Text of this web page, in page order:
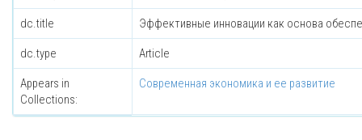
dc.title Эффективные инновации как основа
dc.type Article
Appears in
Collections:
Современная экономика и ее развитие